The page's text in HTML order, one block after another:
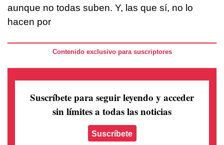
aunque no todas suben. Y, las que sí, no lo
hacen por
Contenido exclusivo para suscriptores
Suscríbete para seguir leyendo y acceder
sin límites a todas las noticias
Suscríbete